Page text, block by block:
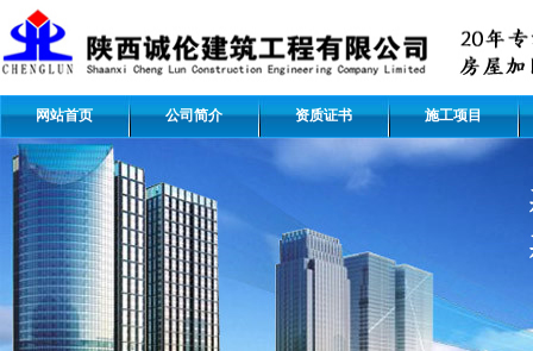
网站首页 公司简介 资质证书 施工项目